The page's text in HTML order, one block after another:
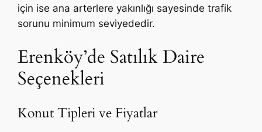
için ise ana arterlere yakınlığı sayesinde trafik
sorunu minimum seviyededir.
Erenköy’de Satılık Daire
Seçenekleri
Konut Tipleri ve Fiyatlar